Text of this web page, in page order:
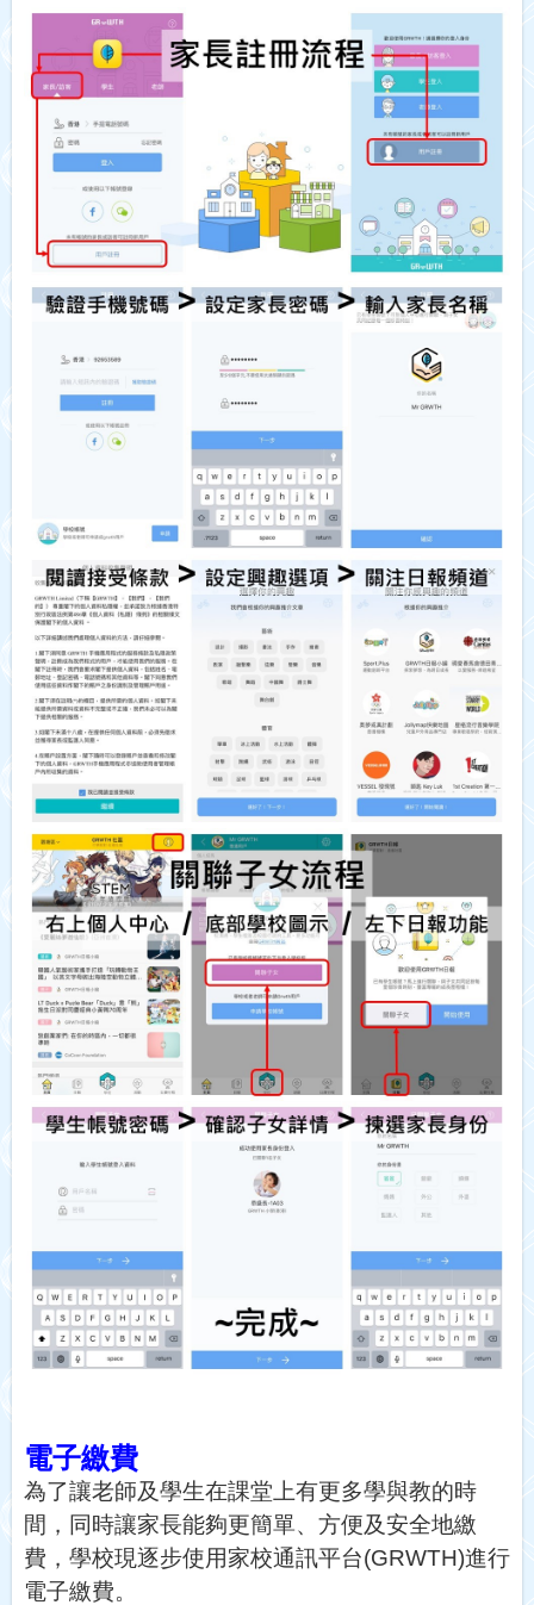
電子繳費
為了讓老師及學生在課堂上有更多學與教的時
間，同時讓家長能夠更簡單、方便及安全地繳
費，學校現逐步使用家校通訊平台(GRWTH)進行
電子繳費。